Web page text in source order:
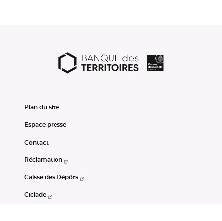
Plan du site
Espace presse
Contact
Réclamation
Caisse des Dépôts
Ciclade